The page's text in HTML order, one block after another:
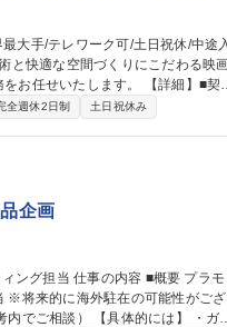
します。 【詳細】■契約
法令（改正）対応 ■劇場などで起き
全週休2日制 土日祝休み
企画
※将来的に海外駐在の可能性がござ
的には】 ・ガン